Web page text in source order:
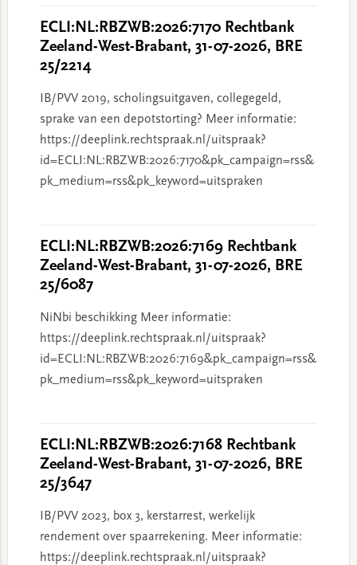
ECLI:NL:RBZWB:2026:7170 Rechtbank
Zeeland-West-Brabant, 31-07-2026, BRE
25/2214
IB/PVV 2019, scholingsuitgaven, collegegeld,
sprake van een depotstorting? Meer informatie:
https://deeplink.rechtspraak.nl/uitspraak?
id=ECLI:NL:RBZWB:2026:7170&pk_campaign=rss&
pk_medium=rss&pk_keyword=uitspraken
ECLI:NL:RBZWB:2026:7169 Rechtbank
Zeeland-West-Brabant, 31-07-2026, BRE
25/6087
NiNbi beschikking Meer informatie:
https://deeplink.rechtspraak.nl/uitspraak?
id=ECLI:NL:RBZWB:2026:7169&pk_campaign=rss&
pk_medium=rss&pk_keyword=uitspraken
ECLI:NL:RBZWB:2026:7168 Rechtbank
Zeeland-West-Brabant, 31-07-2026, BRE
25/3647
IB/PVV 2023, box 3, kerstarrest, werkelijk
rendement over spaarrekening. Meer informatie:
https://deeplink.rechtspraak.nl/uitspraak?